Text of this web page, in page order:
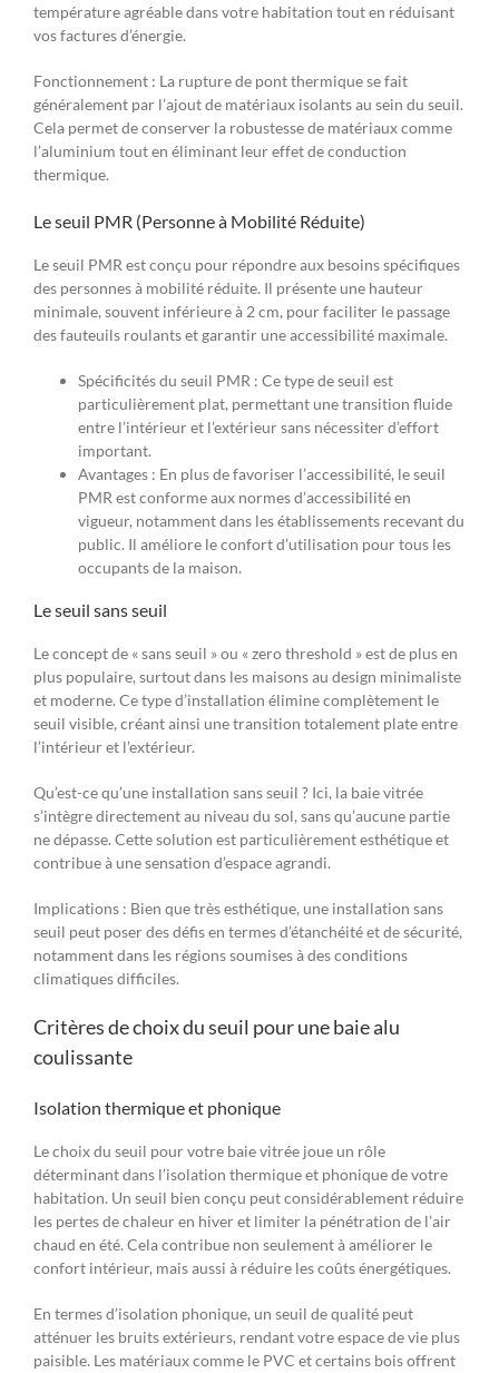
température agréable dans votre habitation tout en réduisant
vos factures d’énergie.
Fonctionnement : La rupture de pont thermique se fait
généralement par l’ajout de matériaux isolants au sein du seuil.
Cela permet de conserver la robustesse de matériaux comme
l’aluminium tout en éliminant leur effet de conduction
thermique.
Le seuil PMR (Personne à Mobilité Réduite)
Le seuil PMR est conçu pour répondre aux besoins spécifiques
des personnes à mobilité réduite. Il présente une hauteur
minimale, souvent inférieure à 2 cm, pour faciliter le passage
des fauteuils roulants et garantir une accessibilité maximale.
Spécificités du seuil PMR : Ce type de seuil est
particulièrement plat, permettant une transition fluide
entre l’intérieur et l’extérieur sans nécessiter d’effort
important.
Avantages : En plus de favoriser l’accessibilité, le seuil
PMR est conforme aux normes d’accessibilité en
vigueur, notamment dans les établissements recevant du
public. Il améliore le confort d’utilisation pour tous les
occupants de la maison.
Le seuil sans seuil
Le concept de « sans seuil » ou « zero threshold » est de plus en
plus populaire, surtout dans les maisons au design minimaliste
et moderne. Ce type d’installation élimine complètement le
seuil visible, créant ainsi une transition totalement plate entre
l’intérieur et l’extérieur.
Qu’est-ce qu’une installation sans seuil ? Ici, la baie vitrée
s’intègre directement au niveau du sol, sans qu’aucune partie
ne dépasse. Cette solution est particulièrement esthétique et
contribue à une sensation d’espace agrandi.
Implications : Bien que très esthétique, une installation sans
seuil peut poser des défis en termes d’étanchéité et de sécurité,
notamment dans les régions soumises à des conditions
climatiques difficiles.
Critères de choix du seuil pour une baie alu
coulissante
Isolation thermique et phonique
Le choix du seuil pour votre baie vitrée joue un rôle
déterminant dans l’isolation thermique et phonique de votre
habitation. Un seuil bien conçu peut considérablement réduire
les pertes de chaleur en hiver et limiter la pénétration de l’air
chaud en été. Cela contribue non seulement à améliorer le
confort intérieur, mais aussi à réduire les coûts énergétiques.
En termes d’isolation phonique, un seuil de qualité peut
atténuer les bruits extérieurs, rendant votre espace de vie plus
paisible. Les matériaux comme le PVC et certains bois offrent